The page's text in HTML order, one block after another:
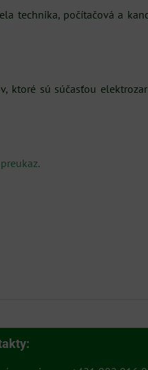
technika, počítačová a
ktoré sú súčasťou